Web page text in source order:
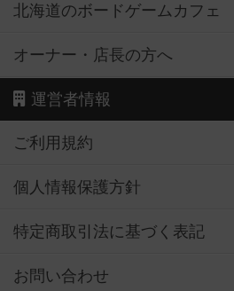
北海道のボードゲームカフェ
オーナー・店長の方へ
運営者情報
ご利用規約
個人情報保護方針
特定商取引法に基づく表記
お問い合わせ